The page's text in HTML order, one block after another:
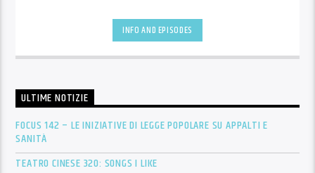
INFO AND EPISODES
ULTIME NOTIZIE
FOCUS 142 – LE INIZIATIVE DI LEGGE POPOLARE SU APPALTI E
SANITÀ
TEATRO CINESE 320: SONGS I LIKE